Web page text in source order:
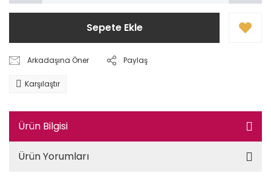
Sepete Ekle
Arkadaşına Öner Paylaş
Karşılaştır
Ürün Bilgisi
Ürün Yorumları